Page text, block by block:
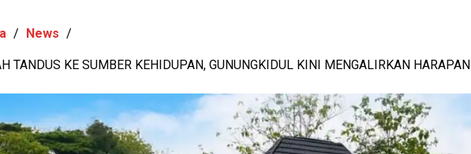
/ News /
TANDUS KE SUMBER KEHIDUPAN, GUNUNGKIDUL KINI MENGALIRKAN HARAPAN